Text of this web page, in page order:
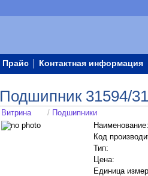
Прайс Контактная информация
Подшипник 31594/
Витрина / Подшипники
Наименование:
Код
Тип:
Цена:
Единица